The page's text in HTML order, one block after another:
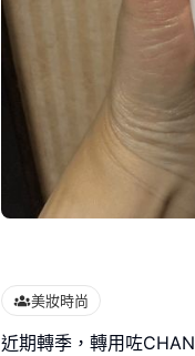
美妝時尚
近期轉季，轉用咗